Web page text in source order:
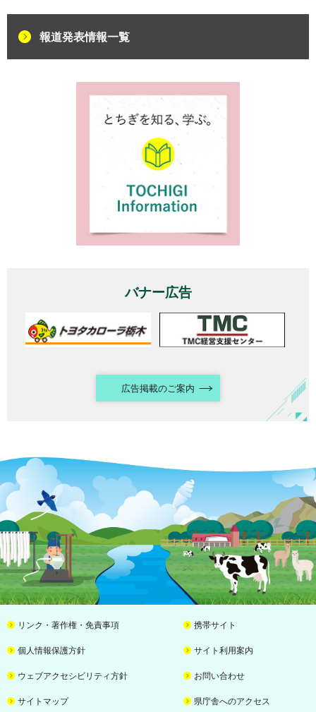
報道発表情報一覧
バナー広告
広告掲載のご案内
リンク・著作権・免責事項 携帯サイト
個人情報保護方針 サイト利用案内
ウェブアクセシビリティ方針 お問い合わせ
サイトマップ 県庁舎へのアクセス